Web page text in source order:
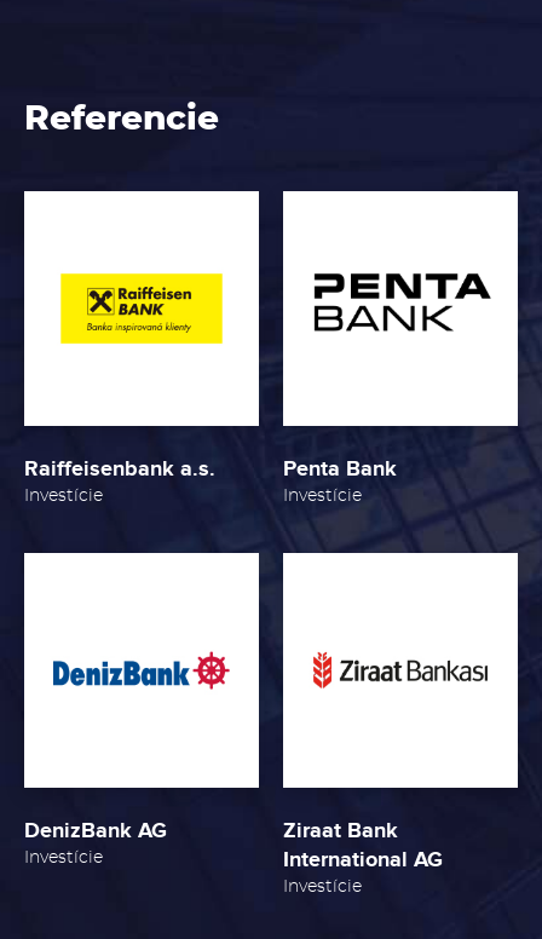
Referencie
Raiffeisenbank a.s.
Investície
Penta Bank
Investície
DenizBank AG
Investície
Ziraat Bank
International AG
Investície